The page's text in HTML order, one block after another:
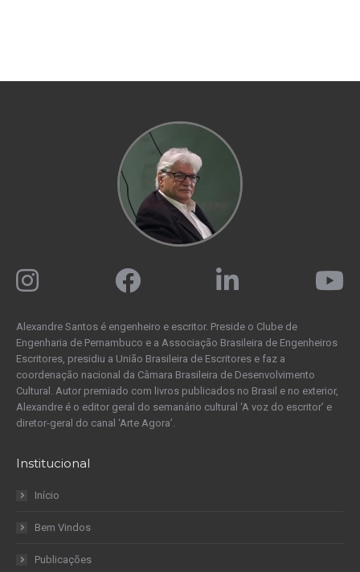
Alexandre Santos é engenheiro e escritor. Preside o Clube de
Engenharia de Pernambuco e a Associação Brasileira de Engenheiros
Escritores, presidiu a União Brasileira de Escritores e faz a
coordenação nacional da Câmara Brasileira de Desenvolvimento
Cultural. Autor premiado com livros publicados no Brasil e no exterior,
Alexandre é o editor geral do semanário cultural ‘A voz do escritor’ e
diretor-geral do canal ‘Arte Agora’.
Institucional
Início
Bem Vindos
Publicações